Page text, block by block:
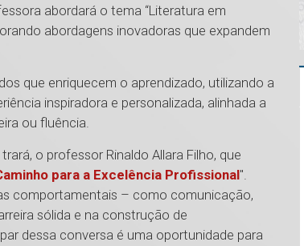
abordará o tema “Literatura em
abordagens inovadoras que expandem
que enriquecem o aprendizado, utilizando a
inspiradora e personalizada, alinhada a
ou fluência.
o professor Rinaldo Allara Filho, que
para a Excelência Profissional".
comportamentais – como comunicação,
sólida e na construção de
dessa conversa é uma oportunidade para